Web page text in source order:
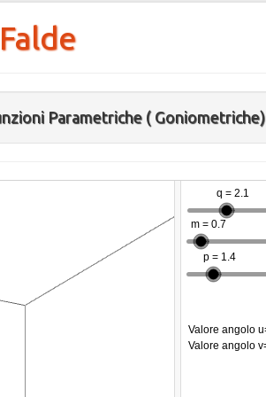
Parametriche ( Goniometriche)